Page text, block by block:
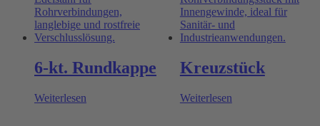
6-kt. Rundkappe
Weiterlesen
Kreuzstück
Weiterlesen